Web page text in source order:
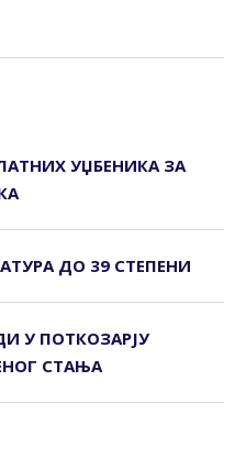
УЏБЕНИКА ЗА
ДО 39 СТЕПЕНИ
У ПОТКОЗАРЈУ
СTАЊА